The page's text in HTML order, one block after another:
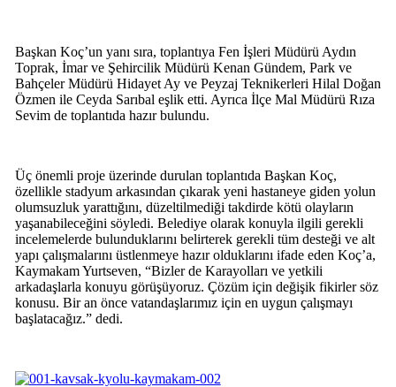
Başkan Koç’un yanı sıra, toplantıya Fen İşleri Müdürü Aydın
Toprak, İmar ve Şehircilik Müdürü Kenan Gündem, Park ve
Bahçeler Müdürü Hidayet Ay ve Peyzaj Teknikerleri Hilal Doğan
Özmen ile Ceyda Sarıbal eşlik etti. Ayrıca İlçe Mal Müdürü Rıza
Sevim de toplantıda hazır bulundu.
Üç önemli proje üzerinde durulan toplantıda Başkan Koç,
özellikle stadyum arkasından çıkarak yeni hastaneye giden yolun
olumsuzluk yarattığını, düzeltilmediği takdirde kötü olayların
yaşanabileceğini söyledi. Belediye olarak konuyla ilgili gerekli
incelemelerde bulunduklarını belirterek gerekli tüm desteği ve alt
yapı çalışmalarını üstlenmeye hazır olduklarını ifade eden Koç’a,
Kaymakam Yurtseven, “Bizler de Karayolları ve yetkili
arkadaşlarla konuyu görüşüyoruz. Çözüm için değişik fikirler söz
konusu. Bir an önce vatandaşlarımız için en uygun çalışmayı
başlatacağız.” dedi.